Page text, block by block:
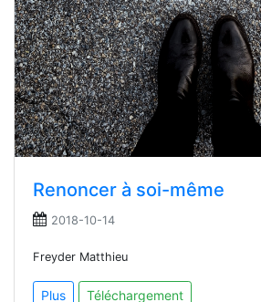
Renoncer à soi-même
2018-10-14
Freyder Matthieu
Plus Téléchargement